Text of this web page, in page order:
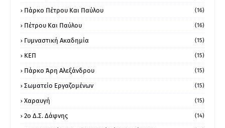
Πάρκο Πέτρου Και Παύλου (16)
Πέτρου Και Παύλου (16)
Γυμναστική Ακαδημία (15)
ΚΕΠ (15)
Πάρκο Άρη Αλεξάνδρου (15)
Σωματείο Εργαζομένων (15)
Χαραυγή (15)
2ο Δ.Σ. Δάφνης (14)